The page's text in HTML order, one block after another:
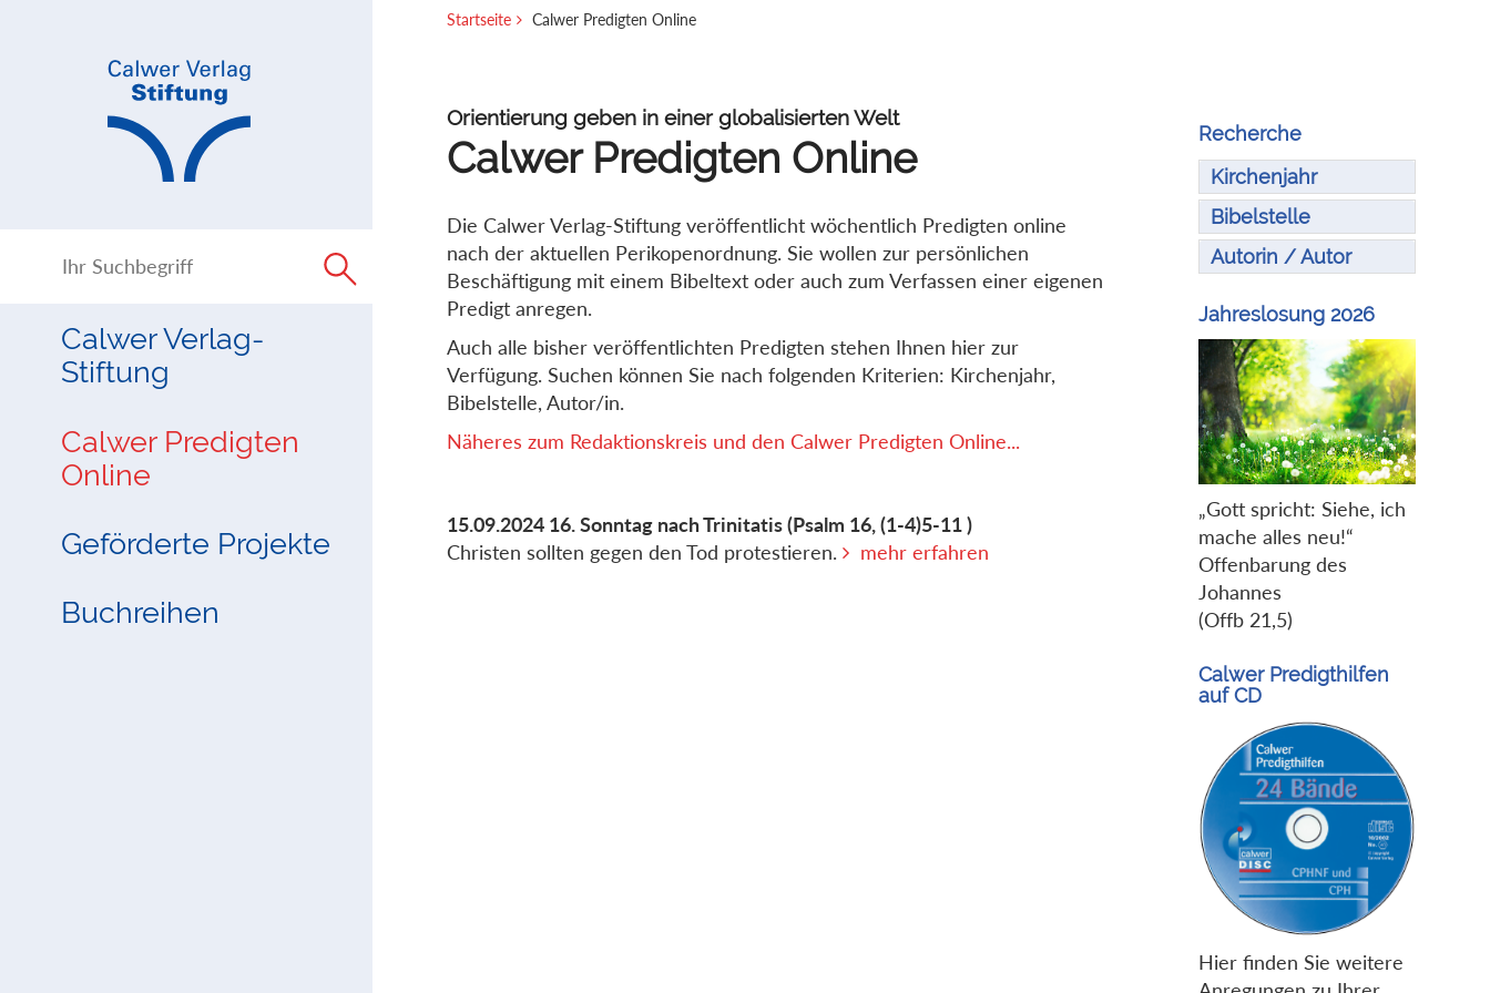
Calwer Verlag-
Stiftung
Calwer Predigten
Online
Geförderte Projekte
Buchreihen
Startseite Calwer Predigten Online
Orientierung geben in einer globalisierten Welt
Calwer Predigten Online
Die Calwer Verlag-Stiftung veröffentlicht wöchentlich Predigten online
nach der aktuellen Perikopenordnung. Sie wollen zur persönlichen
Beschäftigung mit einem Bibeltext oder auch zum Verfassen einer eigenen
Predigt anregen.
Auch alle bisher veröffentlichten Predigten stehen Ihnen hier zur
Verfügung. Suchen können Sie nach folgenden Kriterien: Kirchenjahr,
Bibelstelle, Autor/in.
Näheres zum Redaktionskreis und den Calwer Predigten Online...
15.09.2024 16. Sonntag nach Trinitatis(Psalm 16, (1-4)5-11 )
Christen sollten gegen den Tod protestieren.
mehr erfahren
Recherche
Kirchenjahr
Bibelstelle
Autorin / Autor
Jahreslosung 2026
„Gott spricht: Siehe, ich
mache alles neu!“
Offenbarung des
Johannes
(Offb 21,5)
Calwer Predigthilfen
auf CD
Hier finden Sie weitere